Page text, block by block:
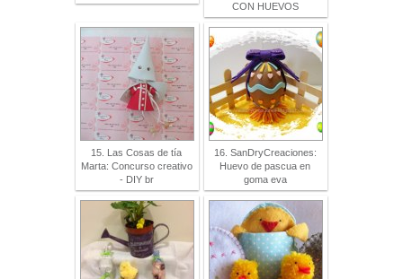
CON HUEVOS
15. Las Cosas de tía
Marta: Concurso creativo
- DIY br
16. SanDryCreaciones:
Huevo de pascua en
goma eva